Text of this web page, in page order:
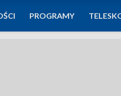
PROGRAMY